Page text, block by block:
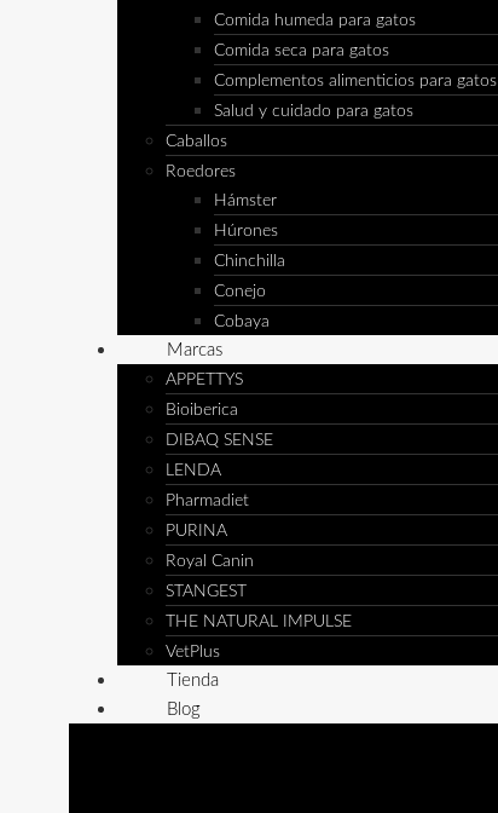
Comida humeda para gatos
Comida seca para gatos
Complementos alimenticios para gatos
Salud y cuidado para gatos
Caballos
Roedores
Hámster
Húrones
Chinchilla
Conejo
Cobaya
Marcas
APPETTYS
Bioiberica
DIBAQ SENSE
LENDA
Pharmadiet
PURINA
Royal Canin
STANGEST
THE NATURAL IMPULSE
VetPlus
Tienda
Blog